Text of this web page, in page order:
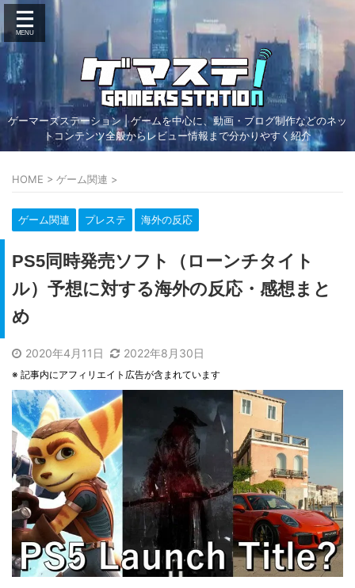
ゲーマーズステーション | ゲームを中心に、動画・ブログ制作などのネッ
トコンテンツ全般からレビュー情報まで分かりやすく紹介
HOME > ゲーム関連 >
ゲーム関連 プレステ 海外の反応
PS5同時発売ソフト（ローンチタイト
ル）予想に対する海外の反応・感想まと
め
2020年4月11日 2022年8月30日
※ 記事内にアフィリエイト広告が含まれています